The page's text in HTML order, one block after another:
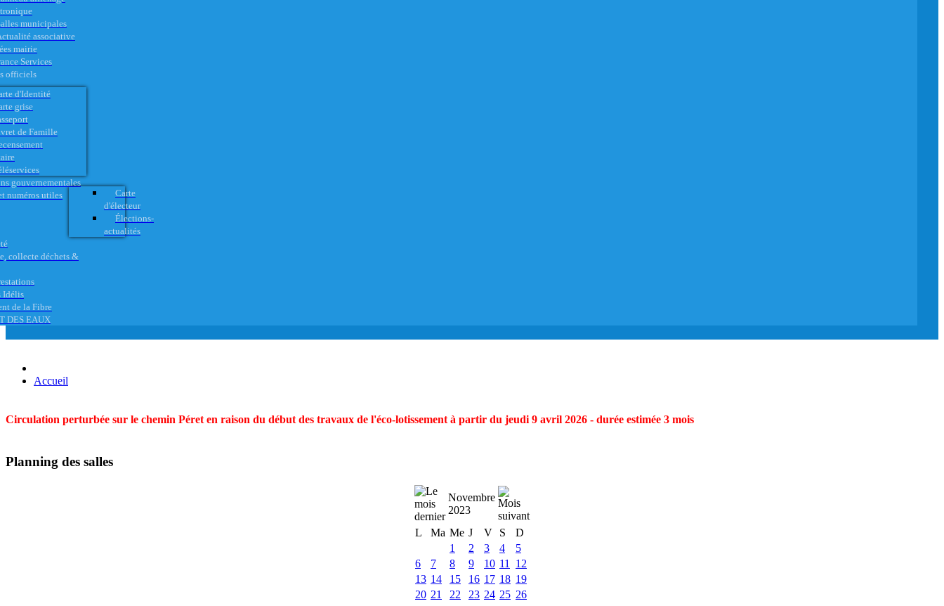
municipales
associative
mairie
Services
officiels
d'Identité
grise
de Famille
gouvernementales
numéros utiles
Carte
d'électeur
Élections-
actualités
collecte déchets &
Idélis
de la Fibre
DES EAUX
Accueil
Circulation perturbée sur le chemin Péret en raison du début des travaux de l'éco-lotissement à partir du jeudi 9 avril 2026 - durée estimée 3 mois
Planning des salles
Novembre
2023
L
Ma Me J V S
D
1
2 3 4
5
6
7 8 9 10 11
12
13 14 15 16 17 18 19
20 21 22 23 24 25 26